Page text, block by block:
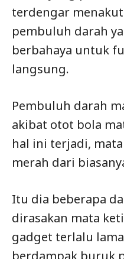
terdengar
pembuluh darah
berbahaya untuk
langsung.
Pembuluh darah
akibat otot bola
hal ini terjadi,
merah dari
Itu dia beberapa
dirasakan mata
gadget terlalu
berdampak buruk